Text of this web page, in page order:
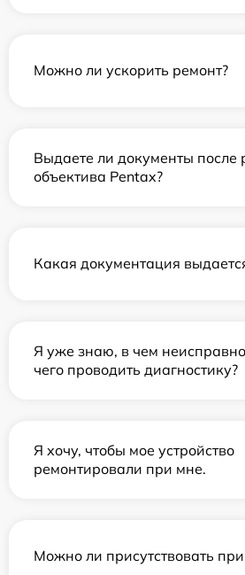
Можно ли ускорить ремонт?
Выдаете ли документы после
объектива Pentax?
Какая документация
Я уже знаю, в чем
чего проводить диагностику?
Я хочу, чтобы мое устройство
ремонтировали при мне.
Можно ли присутствовать